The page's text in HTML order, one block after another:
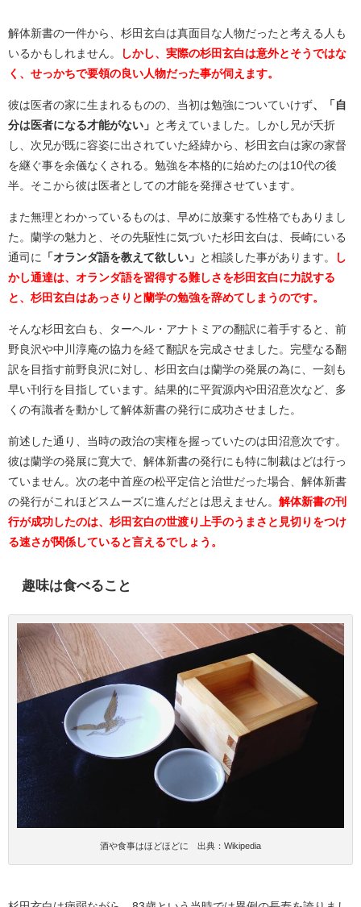
解体新書の一件から、杉田玄白は真面目な人物だったと考える人も
いるかもしれません。
しかし、実際の杉田玄白は意外とそうではな
く、せっかちで要領の良い人物だった事が伺えます。
彼は医者の家に生まれるものの、当初は勉強についていけず、「自
分は医者になる才能がない」
と考えていました。しかし兄が夭折
し、次兄が既に容姿に出されていた経緯から、杉田玄白は家の家督
を継ぐ事を余儀なくされる。勉強を本格的に始めたのは10代の後
半。そこから彼は医者としての才能を発揮させています。
また無理とわかっているものは、早めに放棄する性格でもありまし
た。蘭学の魅力と、その先駆性に気づいた杉田玄白は、長崎にいる
通司に
「オランダ語を教えて欲しい」 と相談した事があります。
し
かし通達は、オランダ語を習得する難しさを杉田玄白に力説する
と、杉田玄白はあっさりと蘭学の勉強を辞めてしまうのです。
そんな杉田玄白も、ターヘル・アナトミアの翻訳に着手すると、前
野良沢や中川淳庵の協力を経て翻訳を完成させました。完璧なる翻
訳を目指す前野良沢に対し、杉田玄白は蘭学の発展の為に、一刻も
早い刊行を目指しています。結果的に平賀源内や田沼意次など、多
くの有識者を動かして解体新書の発行に成功させました。
前述した通り、当時の政治の実権を握っていたのは田沼意次です。
彼は蘭学の発展に寛大で、解体新書の発行にも特に制裁はどは行っ
ていません。次の老中首座の松平定信と治世だった場合、解体新書
の発行がこれほどスムーズに進んだとは思えません。 解体新書の刊
行が成功したのは、杉田玄白の世渡り上手のうまさと見切りをつけ
る速さが関係していると言えるでしょう。
趣味は食べること
酒や食事はほどほどに 出典：Wikipedia